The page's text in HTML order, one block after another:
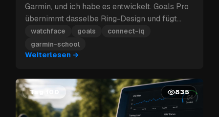
Garmin, und ich habe es entwickelt. Goals Pro
übernimmt dasselbe Ring-Design und fügt
vollständige Anpassung hinzu — mehr
Schriftarten, analoge Zeiger, Shortcuts und
einen Hintergrund, der deinen Farben folgt.
watchface goals
connect-iq
garmin-school
Weiterlesen →
Tag 100 835